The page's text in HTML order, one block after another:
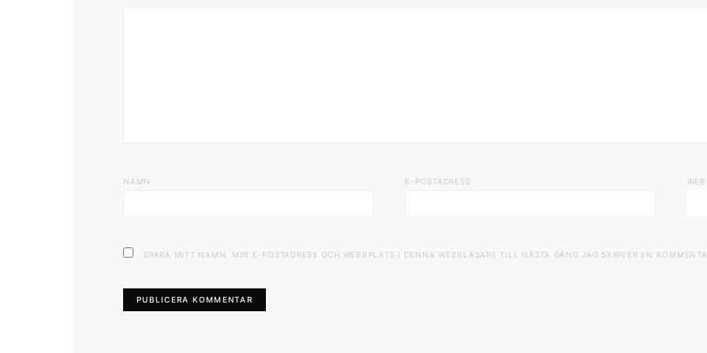
NAMN E-POSTADRESS
SPARA MITT NAMN, MIN E-POSTADRESS OCH WEBBPLATS I DENNA WEBBLÄSARE TILL NÄSTA GÅNG JAG SKRIVER EN